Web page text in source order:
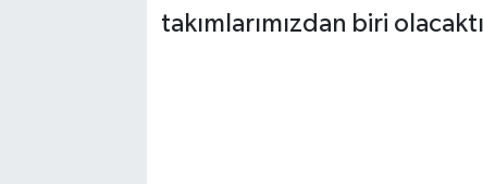
takımlarımızdan biri